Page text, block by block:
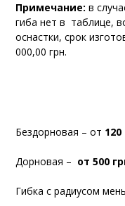
Примечание: в
гиба нет в таблице,
оснастки, срок
000,00 грн.
Бездорновая – от
Дорновая – от 500
Гибка с радиусом